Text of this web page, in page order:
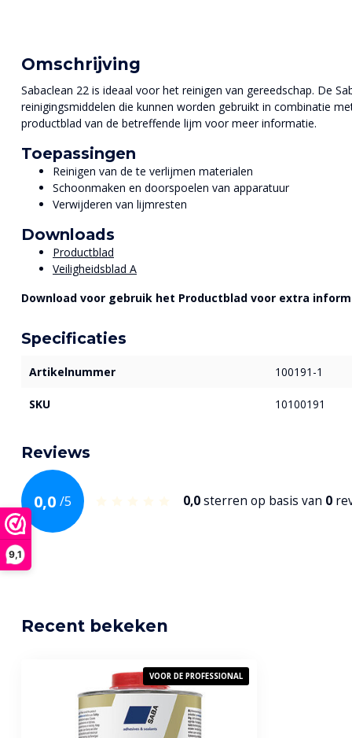
9,1
Omschrijving
Sabaclean 22 is ideaal voor het reinigen van gereedschap. De
reinigingsmiddelen die kunnen worden gebruikt in combinatie
productblad van de betreffende lijm voor meer informatie.
Toepassingen
Reinigen van de te verlijmen materialen
Schoonmaken en doorspoelen van apparatuur
Verwijderen van lijmresten
Downloads
Productblad
Veiligheidsblad A
Download voor gebruik het Productblad voor extra
Specificaties
Artikelnummer 100191-1
SKU 10100191
Reviews
0,0 /5 0,0sterren op basis van 0
Recent bekeken
VOOR DE PROFESSIONAL